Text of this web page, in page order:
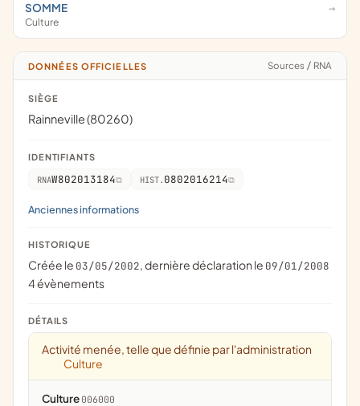
SOMME
Culture
DONNÉES OFFICIELLES Sources / RNA
SIÈGE
Rainneville (80260)
IDENTIFIANTS
RNAW802013184 HIST. 0802016214
Anciennes informations
HISTORIQUE
Créée le 03/05/2002, dernière déclaration le 09/01/2008
4 évènements
DÉTAILS
Activité menée, telle que définie par l'administration
Culture
Culture 006000